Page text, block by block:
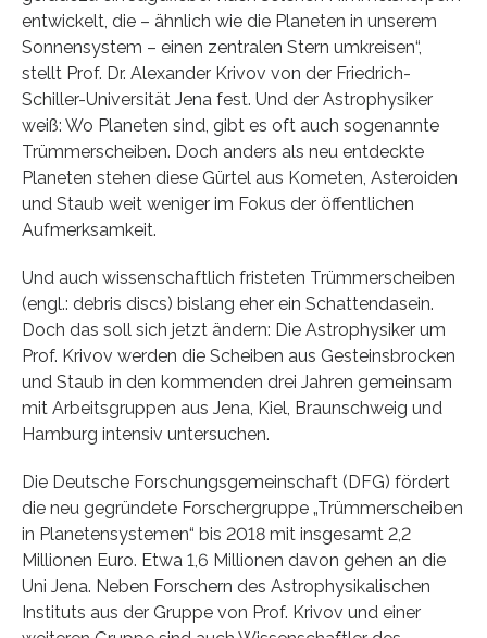
entwickelt, die – ähnlich wie die Planeten in unserem
Sonnensystem – einen zentralen Stern umkreisen“,
stellt Prof. Dr. Alexander Krivov von der Friedrich-
Schiller-Universität Jena fest. Und der Astrophysiker
weiß: Wo Planeten sind, gibt es oft auch sogenannte
Trümmerscheiben. Doch anders als neu entdeckte
Planeten stehen diese Gürtel aus Kometen, Asteroiden
und Staub weit weniger im Fokus der öffentlichen
Aufmerksamkeit.
Und auch wissenschaftlich fristeten Trümmerscheiben
(engl.: debris discs) bislang eher ein Schattendasein.
Doch das soll sich jetzt ändern: Die Astrophysiker um
Prof. Krivov werden die Scheiben aus Gesteinsbrocken
und Staub in den kommenden drei Jahren gemeinsam
mit Arbeitsgruppen aus Jena, Kiel, Braunschweig und
Hamburg intensiv untersuchen.
Die Deutsche Forschungsgemeinschaft (DFG) fördert
die neu gegründete Forschergruppe „Trümmerscheiben
in Planetensystemen“ bis 2018 mit insgesamt 2,2
Millionen Euro. Etwa 1,6 Millionen davon gehen an die
Uni Jena. Neben Forschern des Astrophysikalischen
Instituts aus der Gruppe von Prof. Krivov und einer